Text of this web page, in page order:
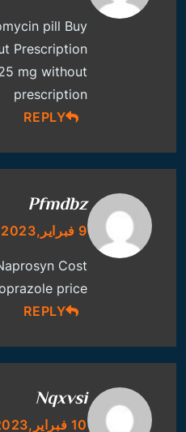
pill Buy
Prescription
mg without
prescription
REPLY
Pfmdbz
9 فبراير,2023 AT 3:52 م
Cost
price
REPLY
Nqxvsi
10 فبراير,2023 AT 12:12 م